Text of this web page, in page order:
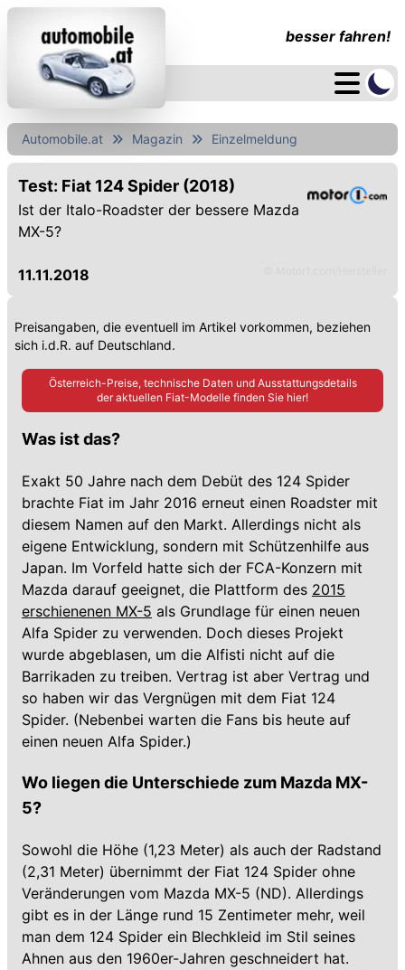
besser fahren!
Automobile.at Magazin Einzelmeldung
Test: Fiat 124 Spider (2018)
Ist der Italo-Roadster der bessere Mazda
MX-5?
11.11.2018
Preisangaben, die eventuell im Artikel vorkommen, beziehen
sich i.d.R. auf Deutschland.
Österreich-Preise, technische Daten und Ausstattungsdetails
der aktuellen Fiat-Modelle finden Sie hier!
Was ist das?
Exakt 50 Jahre nach dem Debüt des 124 Spider
brachte Fiat im Jahr 2016 erneut einen Roadster mit
diesem Namen auf den Markt. Allerdings nicht als
eigene Entwicklung, sondern mit Schützenhilfe aus
Japan. Im Vorfeld hatte sich der FCA-Konzern mit
Mazda darauf geeignet, die Plattform des 2015
erschienenen MX-5 als Grundlage für einen neuen
Alfa Spider zu verwenden. Doch dieses Projekt
wurde abgeblasen, um die Alfisti nicht auf die
Barrikaden zu treiben. Vertrag ist aber Vertrag und
so haben wir das Vergnügen mit dem Fiat 124
Spider. (Nebenbei warten die Fans bis heute auf
einen neuen Alfa Spider.)
Wo liegen die Unterschiede zum Mazda MX-
5?
Sowohl die Höhe (1,23 Meter) als auch der Radstand
(2,31 Meter) übernimmt der Fiat 124 Spider ohne
Veränderungen vom Mazda MX-5 (ND). Allerdings
gibt es in der Länge rund 15 Zentimeter mehr, weil
man dem 124 Spider ein Blechkleid im Stil seines
Ahnen aus den 1960er-Jahren geschneidert hat.